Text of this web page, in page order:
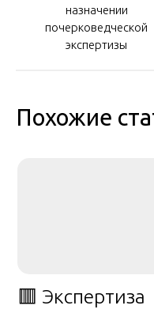
записям
назначении
почерковедческой
экспертизы
Похожие
🟥 Экспертиза